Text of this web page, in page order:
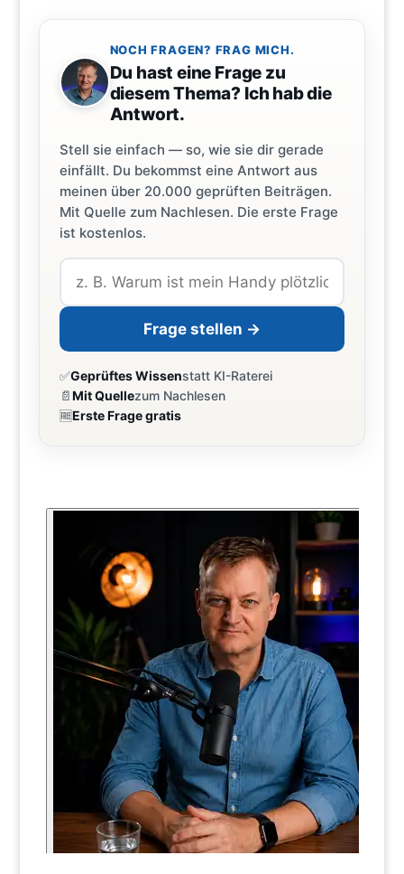
NOCH FRAGEN? FRAG MICH.
Du hast eine Frage zu
diesem Thema? Ich hab die
Antwort.
Stell sie einfach — so, wie sie dir gerade
einfällt. Du bekommst eine Antwort aus
meinen über 20.000 geprüften Beiträgen.
Mit Quelle zum Nachlesen. Die erste Frage
ist kostenlos.
Frage stellen →
✅Geprüftes Wissenstatt KI-Raterei
📄Mit Quellezum Nachlesen
🆓Erste Frage gratis